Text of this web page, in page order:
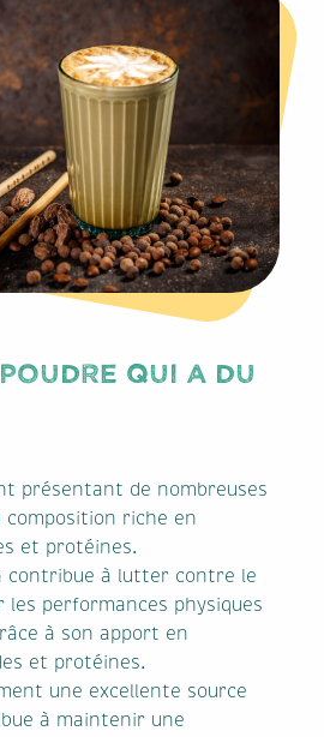
QUI A DU
présentant de nombreuses
composition riche en
et protéines.
contribue à lutter contre le
performances physiques
à son apport en
et protéines.
une excellente source
à maintenir une